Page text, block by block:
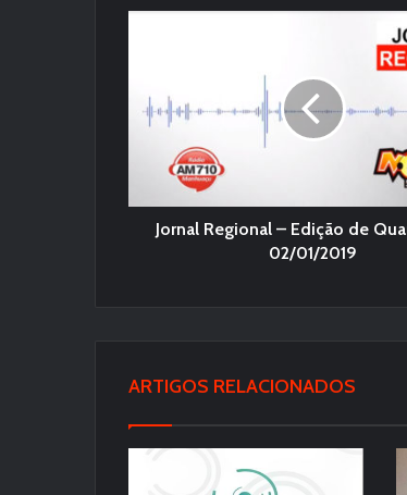
Jornal Regional – Edição de
02/01/2019
ARTIGOS RELACIONADOS